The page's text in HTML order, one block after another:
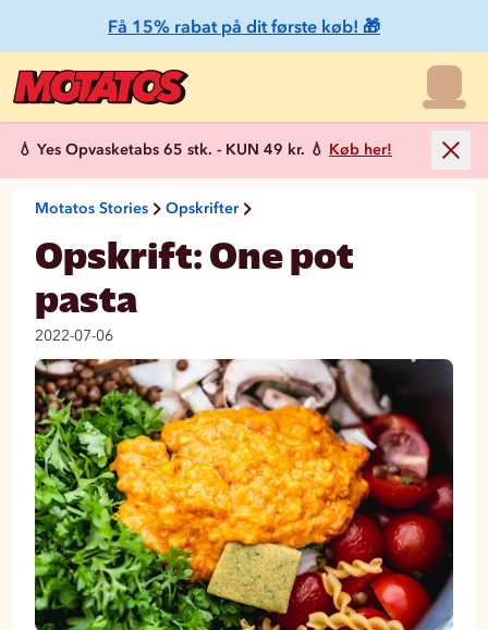
Få 15% rabat på dit første køb! 🎁
💧 Yes Opvasketabs 65 stk. - KUN 49 kr. 💧 Køb her!
Motatos Stories Opskrifter
Opskrift: One pot
pasta
2022-07-06